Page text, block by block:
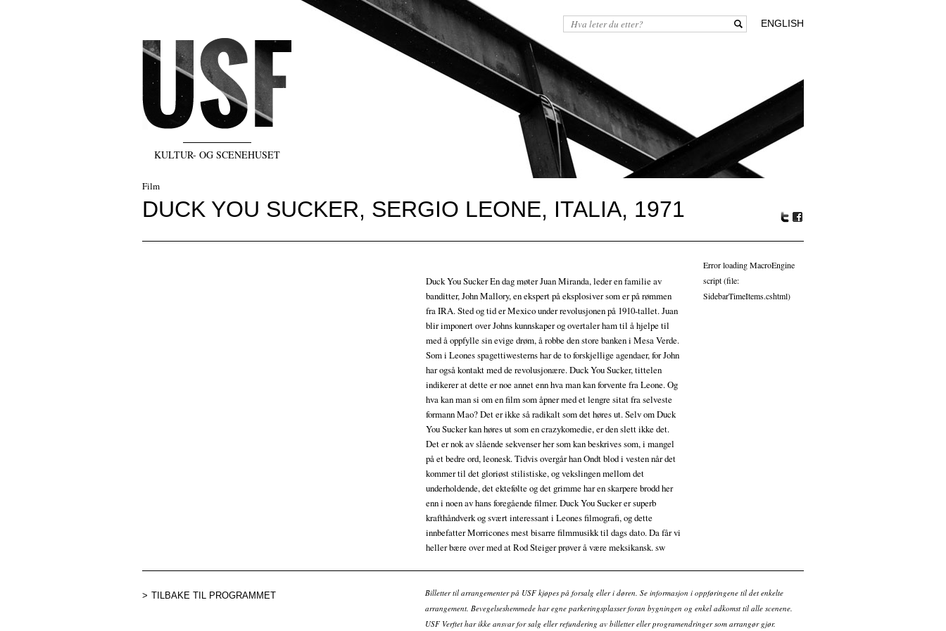
KULTUR- OG SCENEHUSET
ENGLISH
Film
DUCK YOU SUCKER, SERGIO LEONE, ITALIA, 1971
r
oo
Duck You Sucker En dag møter Juan Miranda, leder en familie av
banditter, John Mallory, en ekspert på eksplosiver som er på rømmen
fra IRA. Sted og tid er Mexico under revolusjonen på 1910-tallet. Juan
blir imponert over Johns kunnskaper og overtaler ham til å hjelpe til
med å oppfylle sin evige drøm, å robbe den store banken i Mesa Verde.
Som i Leones spagettiwesterns har de to forskjellige agendaer, for John
har også kontakt med de revolusjonære. Duck You Sucker, tittelen
indikerer at dette er noe annet enn hva man kan forvente fra Leone. Og
hva kan man si om en film som åpner med et lengre sitat fra selveste
formann Mao? Det er ikke så radikalt som det høres ut. Selv om Duck
You Sucker kan høres ut som en crazykomedie, er den slett ikke det.
Det er nok av slående sekvenser her som kan beskrives som, i mangel
på et bedre ord, leonesk. Tidvis overgår han Ondt blod i vesten når det
kommer til det gloriøst stilistiske, og vekslingen mellom det
underholdende, det ektefølte og det grimme har en skarpere brodd her
enn i noen av hans foregående filmer. Duck You Sucker er superb
krafthåndverk og svært interessant i Leones filmografi, og dette
innbefatter Morricones mest bisarre filmmusikk til dags dato. Da får vi
heller bære over med at Rod Steiger prøver å være meksikansk. sw
Error loading MacroEngine
script (file:
SidebarTimeItems.cshtml)
TILBAKE TIL PROGRAMMET
Billetter til arrangementer på USF kjøpes på forsalg eller i døren. Se informasjon i oppføringene til det enkelte
arrangement. Bevegelseshemmede har egne parkeringsplasser foran bygningen og enkel adkomst til alle scenene.
USF Verftet har ikke ansvar for salg eller refundering av billetter eller programendringer som arrangør gjør.